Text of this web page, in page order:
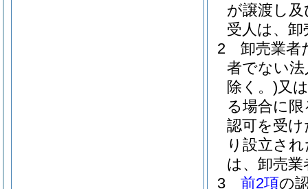
が譲渡し
受人は、
2
卸売業者
者でない
除く。)又
る場合に限
認可を受
り設立さ
は、卸売
3
前2項の